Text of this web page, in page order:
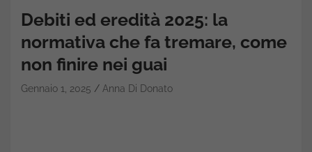
Debiti ed eredità 2025: la
normativa che fa tremare, come
non finire nei guai
Gennaio 1, 2025 Anna Di Donato